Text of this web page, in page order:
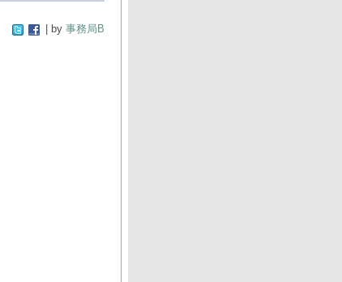
| by 事務局B